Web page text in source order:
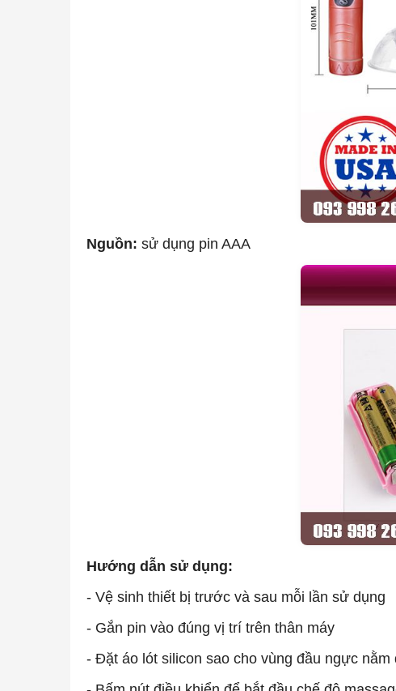
Nguồn: sử dụng pin AAA
Hướng dẫn sử dụng:
- Vệ sinh thiết bị trước và sau mỗi lần sử dụng
- Gắn pin vào đúng vị trí trên thân máy
- Đặt áo lót silicon sao cho vùng đầu ngực